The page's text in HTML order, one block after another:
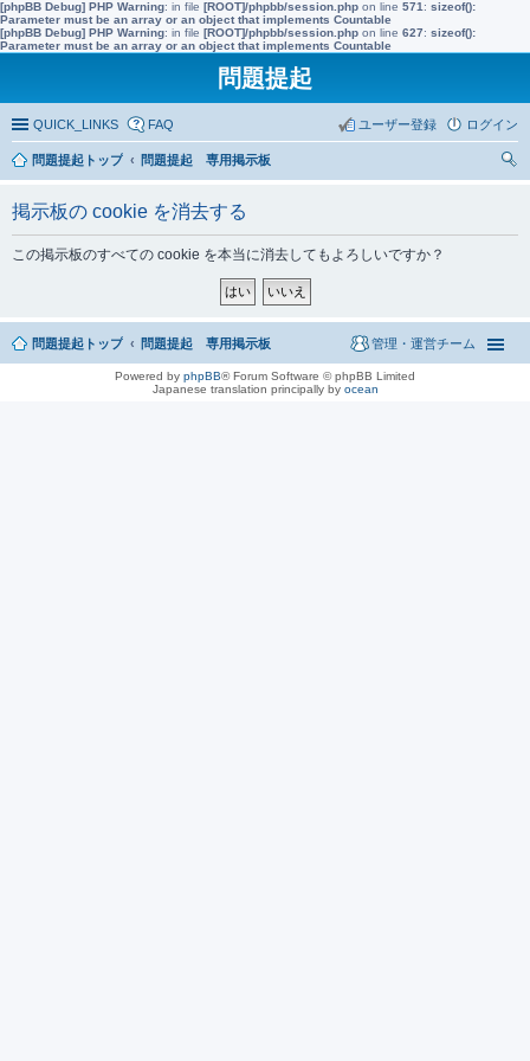
[phpBB Debug] PHP Warning: in file [ROOT]/phpbb/session.php on line 571 : sizeof():
Parameter must be an array or an object that implements Countable
[phpBB Debug] PHP Warning: in file [ROOT]/phpbb/session.php on line 627: sizeof():
Parameter must be an array or an object that implements Countable
問題提起
QUICK_LINKS FAQ ログイン
ユーザー登録
問題提起トップ
問題提起 専用掲示板
掲示板の cookie を消去する
この掲示板のすべての cookie を本当に消去してもよろしいですか？
問題提起トップ 問題提起 専用掲示板 管理・運営チーム
Powered by phpBB® Forum Software © phpBB Limited
Japanese translation principally by ocean